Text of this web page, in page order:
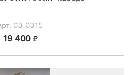
03_0315
19 400